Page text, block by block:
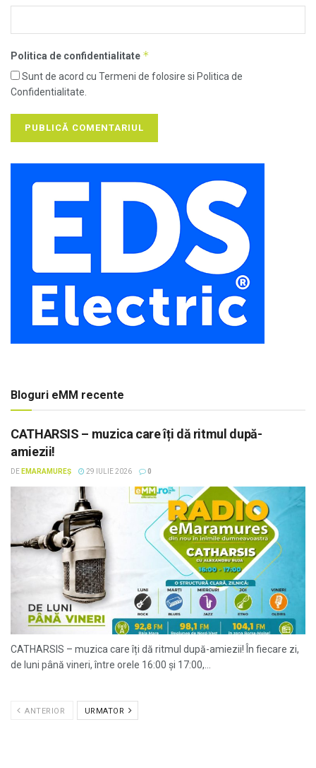
Politica de confidentialitate *
Sunt de acord cu Termeni de folosire si Politica de
Confidentialitate.
Bloguri eMM recente
CATHARSIS – muzica care îți dă ritmul după-
amiezii!
DE EMARAMUREȘ 29 IULIE 2026 0
CATHARSIS – muzica care îți dă ritmul după-amiezii! În fiecare zi,
de luni până vineri, între orele 16:00 și 17:00,...
ANTERIOR URMATOR